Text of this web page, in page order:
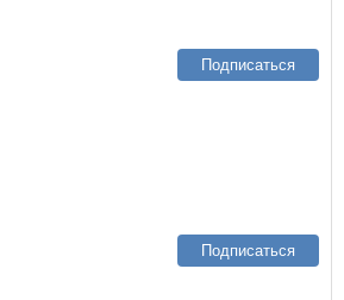
Подписаться
Подписаться